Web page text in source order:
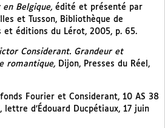
en Belgique, édité et présenté par
et Tusson, Bibliothèque de
et éditions du Lérot, 2005, p. 65.
Considerant. Grandeur et
romantique, Dijon, Presses du Réel,
Fourier et Considerant, 10 AS 38
lettre d’Édouard Ducpétiaux, 17 juin